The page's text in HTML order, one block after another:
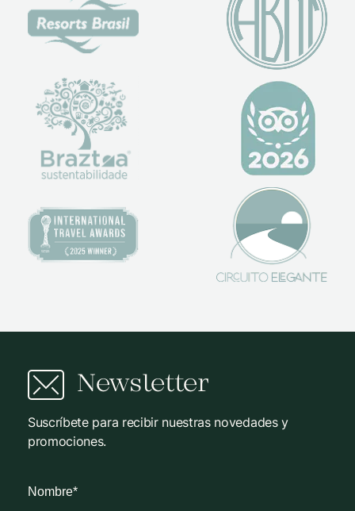
Newsletter
Suscríbete para recibir nuestras novedades y
promociones.